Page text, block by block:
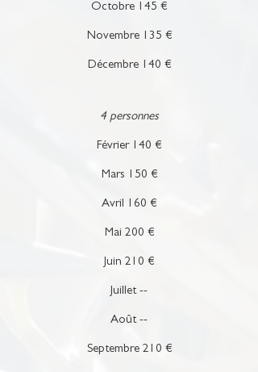
Octobre 145 €
Novembre 135 €
Décembre 140 €
4 personnes
Février 140 €
Mars 150 €
Avril 160 €
Mai 200 €
Juin 210 €
Juillet --
Août --
Septembre 210 €